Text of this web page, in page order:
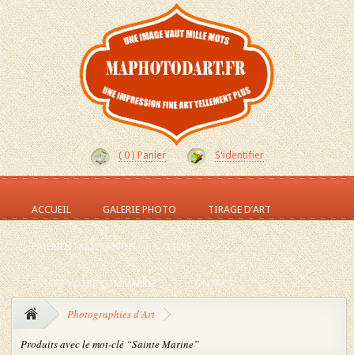
( 0 ) Panier S'identifier
ACCUEIL GALERIE PHOTO TIRAGE D’ART
PAIEMENT&LIVRAISON LIVRE
PASSEZ VOTRE COMMANDE CONTACT
Photographies d'Art
Produits avec le mot-clé “Sainte Marine”